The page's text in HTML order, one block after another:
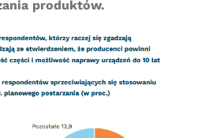
produktów.